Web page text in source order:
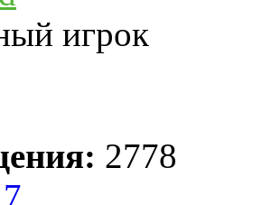
игрок
2778
7